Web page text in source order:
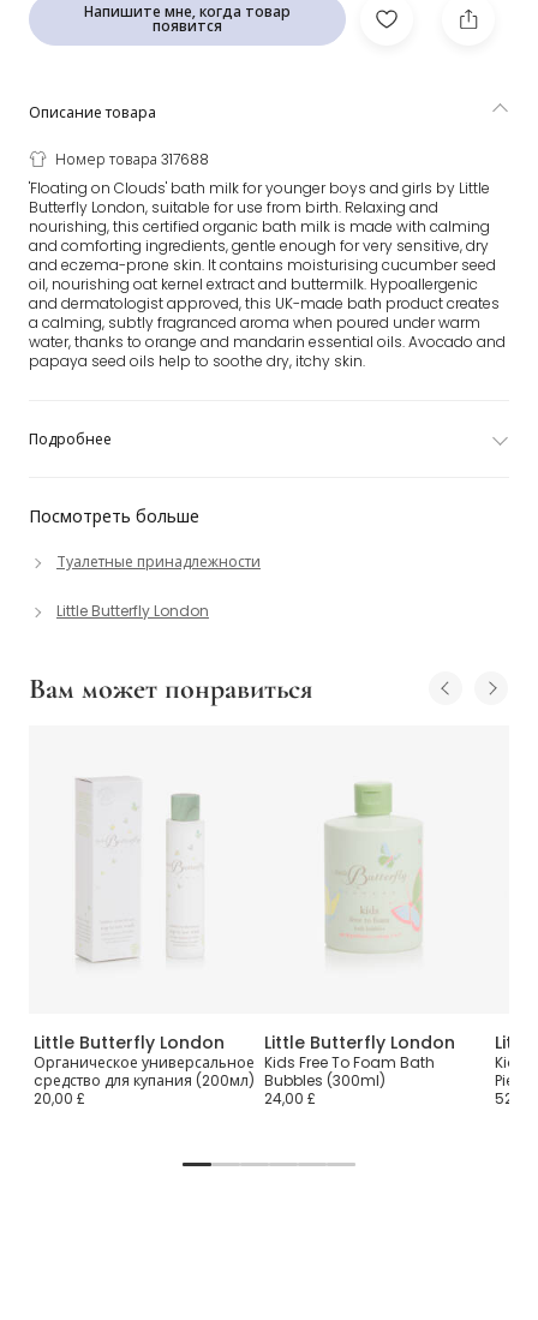
Напишите мне, когда товар
появится
Посмотреть больше
Туалетные принадлежности
Little Butterfly London
Описание товара
Номер товара 317688
'Floating on Clouds' bath milk for younger boys and girls by Little
Butterfly London, suitable for use from birth. Relaxing and
nourishing, this certified organic bath milk is made with calming
and comforting ingredients, gentle enough for very sensitive, dry
and eczema-prone skin. It contains moisturising cucumber seed
oil, nourishing oat kernel extract and buttermilk. Hypoallergenic
and dermatologist approved, this UK-made bath product creates
a calming, subtly fragranced aroma when poured under warm
water, thanks to orange and mandarin essential oils. Avocado and
papaya seed oils help to soothe dry, itchy skin.
Подробнее
Вам может понравиться
Little Butterfly London
Органическое универсальное
cредство для купания (200мл)
20,00 £
Little Butterfly London
Kids Free To Foam Bath
Bubbles (300ml)
24,00 £
Kids
52,00